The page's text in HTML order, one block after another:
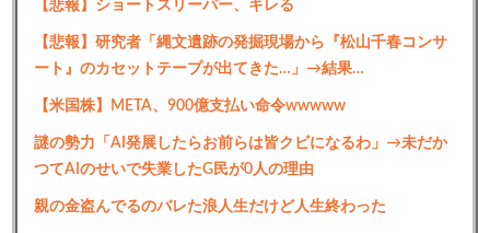
【悲報】ショートスリーパー、キレる
【悲報】研究者「縄文遺跡の発掘現場から『松山千春コンサ
ート』のカセットテープが出てきた…」→結果…
【米国株】META、900億支払い命令wwwww
謎の勢力「AI発展したらお前らは皆クビになるわ」→未だか
つてAIのせいで失業したG民が0人の理由
親の金盗んでるのバレた浪人生だけど人生終わった